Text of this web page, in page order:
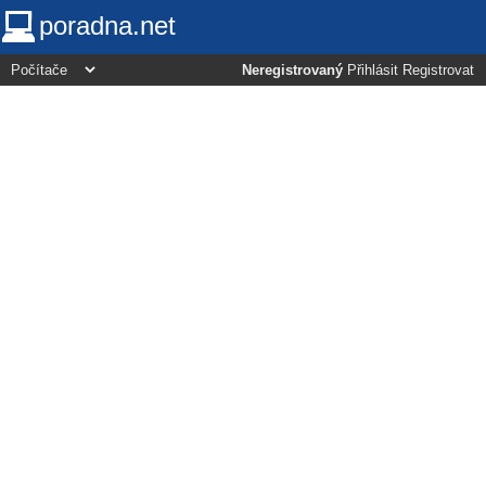
poradna.net
Neregistrovaný Přihlásit Registrovat